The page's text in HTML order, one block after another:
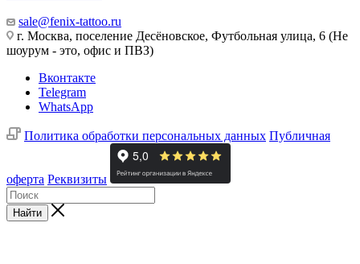
sale@fenix-tattoo.ru
г. Москва, поселение Десёновское, Футбольная улица, 6 (Не
шоурум - это, офис и ПВЗ)
Вконтакте
Telegram
WhatsApp
Политика обработки персональных данных Публичная
оферта Реквизиты
Найти